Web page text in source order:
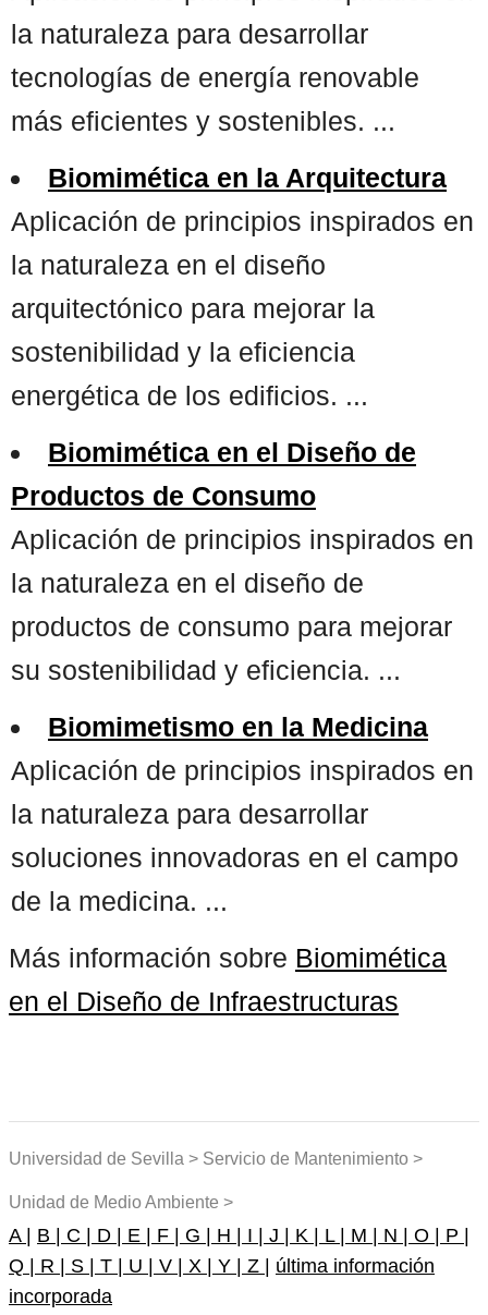
la naturaleza para desarrollar
tecnologías de energía renovable
más eficientes y sostenibles. ...
Biomimética en la Arquitectura
Aplicación de principios inspirados en
la naturaleza en el diseño
arquitectónico para mejorar la
sostenibilidad y la eficiencia
energética de los edificios. ...
Biomimética en el Diseño de
Productos de Consumo
Aplicación de principios inspirados en
la naturaleza en el diseño de
productos de consumo para mejorar
su sostenibilidad y eficiencia. ...
Biomimetismo en la Medicina
Aplicación de principios inspirados en
la naturaleza para desarrollar
soluciones innovadoras en el campo
de la medicina. ...
Más información sobre Biomimética
en el Diseño de Infraestructuras
Universidad de Sevilla > Servicio de Mantenimiento >
Unidad de Medio Ambiente >
A | B | C | D | E | F | G | H | I | J | K | L | M | N | O | P |
Q | R | S | T | U | V | X | Y | Z | última información
incorporada